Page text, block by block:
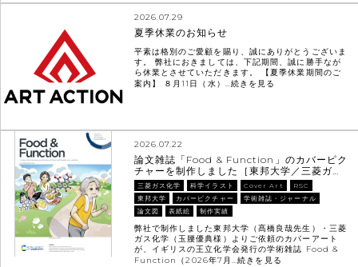
2026.07.29
夏季休業のお知らせ
平素は格別のご愛顧を賜り、誠にありがとうございま
す。 弊社におきましては、下記期間、誠に勝手なが
ら休業とさせていただきます。 【夏季休業期間のご
案内】 ８月11日（水）…続きを見る
2026.07.22
論文雑誌「Food & Function」のカバーピク
チャーを制作しました［東邦大学／三菱ガ…
三菱ガス化学 科学イラスト Cover Art
RSC
東邦大学
カバーピクチャー
学術雑誌・ジャーナル
論文図
表紙絵 制作実績
弊社で制作しました東邦大学（髙橋良哉先生）・三菱
ガス化学（玉腰優典様）よりご依頼のカバーアート
が、イギリスの王立化学会発行の学術雑誌 Food &
Function（2026年7月…続きを見る